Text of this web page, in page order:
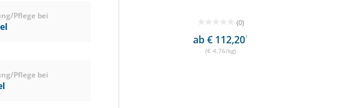
Pflege bei
Pflege bei
(0)
ab € 112,201
(€ 4,76/kg)